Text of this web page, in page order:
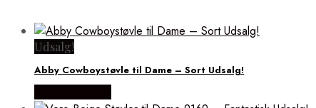
Udsalg!
Abby Cowboystøvle til Dame – Sort Udsalg!